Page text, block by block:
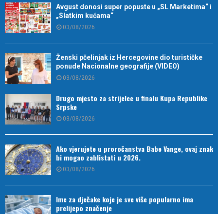
Avgust donosi super popuste u „SL Marketima“ i
„Slatkim kućama“
03/08/2026
Ženski pčelinjak iz Hercegovine dio turističke
ponude Nacionalne geografije (VIDEO)
03/08/2026
Drugo mjesto za strijelce u finalu Kupa Republike
Srpske
03/08/2026
Ako vjerujete u proročanstva Babe Vange, ovaj znak
bi mogao zablistati u 2026.
03/08/2026
Ime za dječake koje je sve više popularno ima
prelijepo značenje